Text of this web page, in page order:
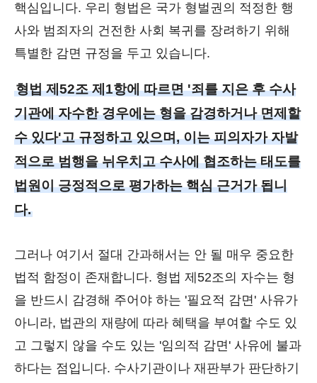
핵심입니다. 우리 형법은 국가 형벌권의 적정한 행
사와 범죄자의 건전한 사회 복귀를 장려하기 위해
특별한 감면 규정을 두고 있습니다.
형법 제52조 제1항에 따르면 '죄를 지은 후 수사
기관에 자수한 경우에는 형을 감경하거나 면제할
수 있다'고 규정하고 있으며, 이는 피의자가 자발
적으로 범행을 뉘우치고 수사에 협조하는 태도를
법원이 긍정적으로 평가하는 핵심 근거가 됩니
다.
그러나 여기서 절대 간과해서는 안 될 매우 중요한
법적 함정이 존재합니다. 형법 제52조의 자수는 형
을 반드시 감경해 주어야 하는 '필요적 감면' 사유가
아니라, 법관의 재량에 따라 혜택을 부여할 수도 있
고 그렇지 않을 수도 있는 '임의적 감면' 사유에 불과
하다는 점입니다. 수사기관이나 재판부가 판단하기